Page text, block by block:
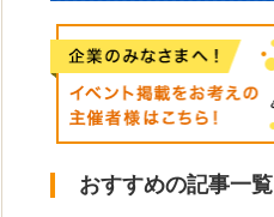
おすすめの記事一覧